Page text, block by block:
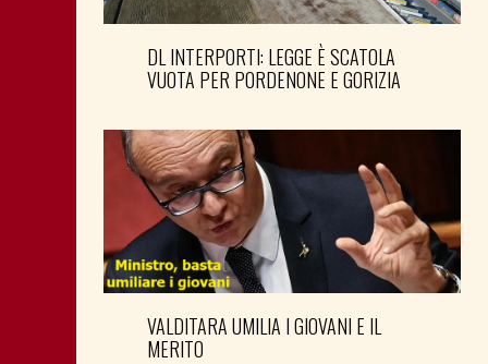
DL INTERPORTI: LEGGE È SCATOLA
VUOTA PER PORDENONE E GORIZIA
VALDITARA UMILIA I GIOVANI E IL
MERITO